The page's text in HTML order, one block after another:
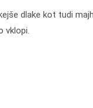
dlake kot tudi
vklopi.